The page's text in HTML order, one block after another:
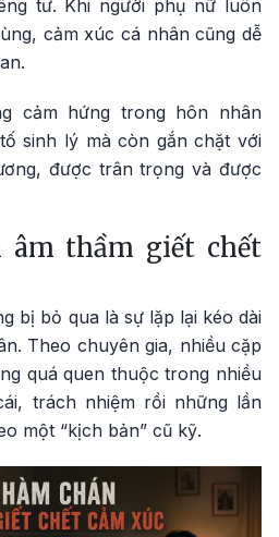
tư. Khi người phụ nữ luôn
cảm xúc cá nhân cũng dễ
cảm hứng trong hôn nhân
sinh lý mà còn gắn chặt với
được trân trọng và được
âm thầm giết chết
bị bỏ qua là sự lặp lại kéo dài
Theo chuyên gia, nhiều cặp
quá quen thuộc trong nhiều
trách nhiệm rồi những lần
một “kịch bản” cũ kỹ.